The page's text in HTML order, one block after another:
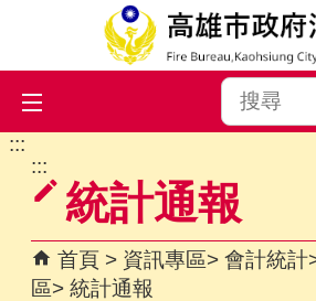
跳到主要內容區塊
:::
:::
統計通報
首頁 資訊專區 會計統計
區
統計通報